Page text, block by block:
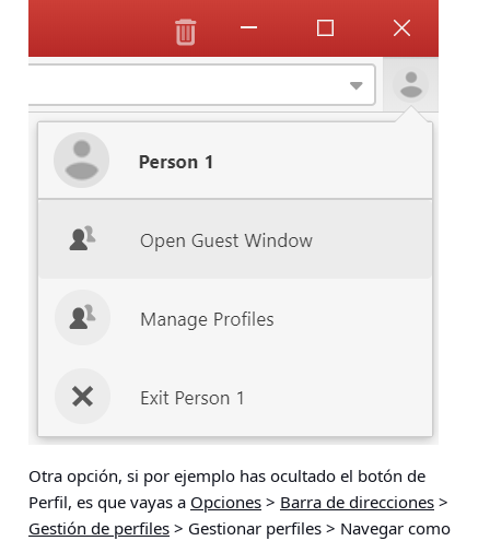
Otra opción, si por ejemplo has ocultado el botón de
Perfil, es que vayas a Opciones > Barra de direcciones >
Gestión de perfiles > Gestionar perfiles > Navegar como